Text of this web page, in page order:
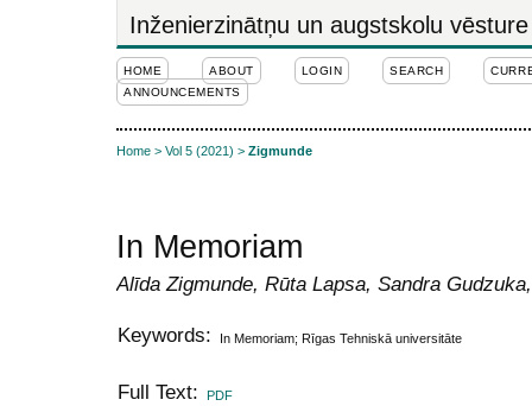
Inženierzinātņu un augstskolu vēsture
HOME ABOUT LOGIN SEARCH
ANNOUNCEMENTS
Home > Vol 5 (2021) > Zigmunde
In Memoriam
Alīda Zigmunde, Rūta Lapsa, Sandra
Keywords: In Memoriam; Rīgas Tehniskā universitāte
Full Text: PDF